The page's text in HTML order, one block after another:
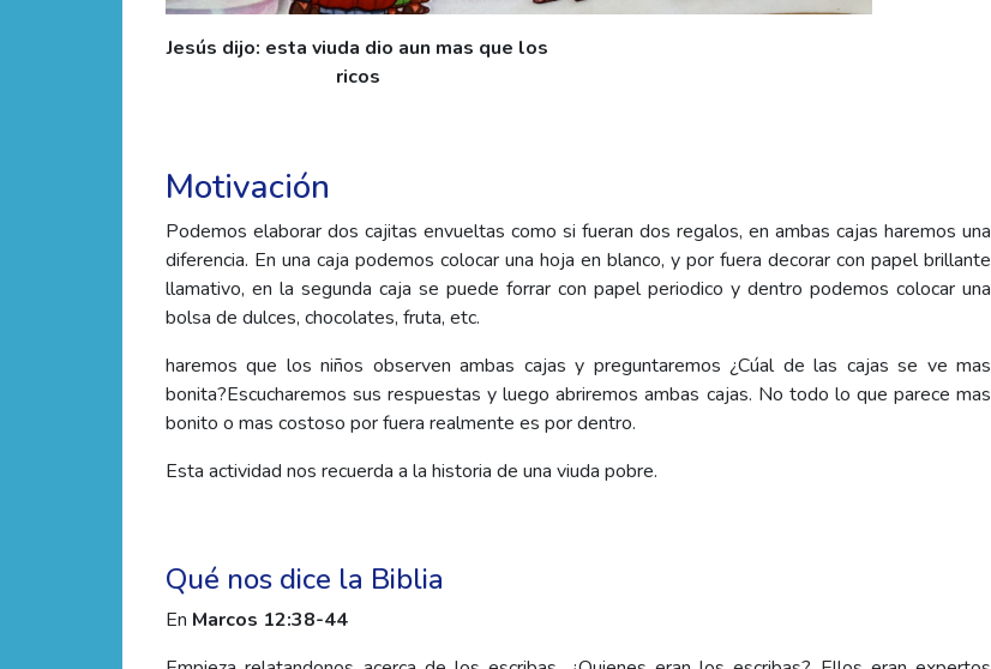
Jesús dijo: esta viuda dio aun mas que los
ricos
Motivación
Podemos elaborar dos cajitas envueltas como si fueran dos regalos, en ambas cajas haremos una
diferencia. En una caja podemos colocar una hoja en blanco, y por fuera decorar con papel brillante
llamativo, en la segunda caja se puede forrar con papel periodico y dentro podemos colocar una
bolsa de dulces, chocolates, fruta, etc.
haremos que los niños observen ambas cajas y preguntaremos ¿Cúal de las cajas se ve mas
bonita?Escucharemos sus respuestas y luego abriremos ambas cajas. No todo lo que parece mas
bonito o mas costoso por fuera realmente es por dentro.
Esta actividad nos recuerda a la historia de una viuda pobre.
Qué nos dice la Biblia
En Marcos 12:38-44